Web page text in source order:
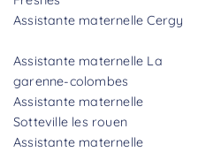
Assistante maternelle Cergy
Assistante maternelle La
garenne-colombes
Assistante maternelle
Sotteville les rouen
Assistante maternelle